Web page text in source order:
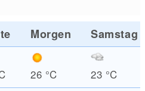
Morgen
Samstag
26 °C 23 °C